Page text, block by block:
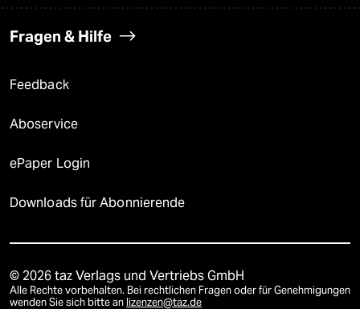
Fragen & Hilfe
Feedback
Aboservice
ePaper Login
Downloads für Abonnierende
© 2026 taz Verlags und Vertriebs GmbH
Alle Rechte vorbehalten. Bei rechtlichen Fragen oder für Genehmigungen
wenden Sie sich bitte an lizenzen@taz.de